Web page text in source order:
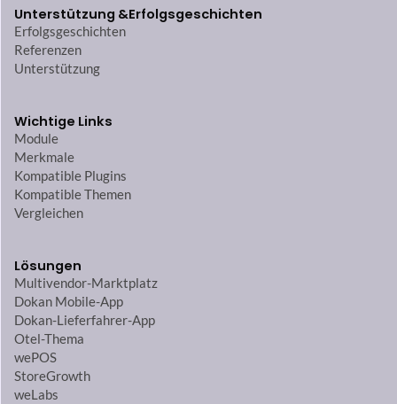
Unterstützung &Erfolgsgeschichten
Erfolgsgeschichten
Referenzen
Unterstützung
Wichtige Links
Module
Merkmale
Kompatible Plugins
Kompatible Themen
Vergleichen
Lösungen
Multivendor-Marktplatz
Dokan Mobile-App
Dokan-Lieferfahrer-App
Otel-Thema
wePOS
StoreGrowth
weLabs